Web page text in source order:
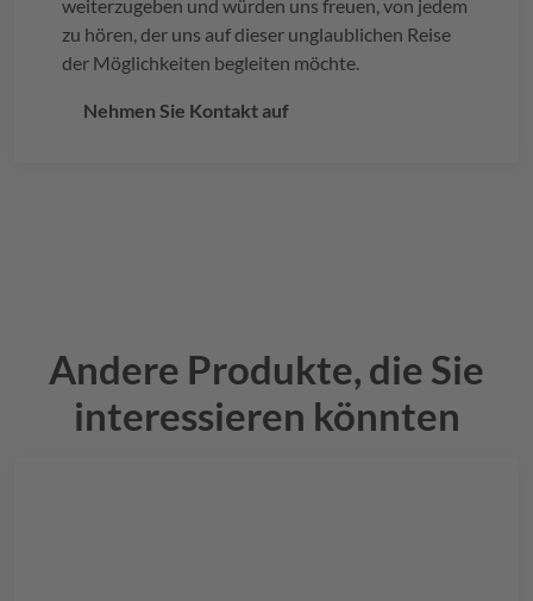
weiterzugeben und würden uns freuen, von jedem
zu hören, der uns auf dieser unglaublichen Reise
der Möglichkeiten begleiten möchte.
Nehmen Sie Kontakt auf
Andere Produkte, die Sie
interessieren könnten